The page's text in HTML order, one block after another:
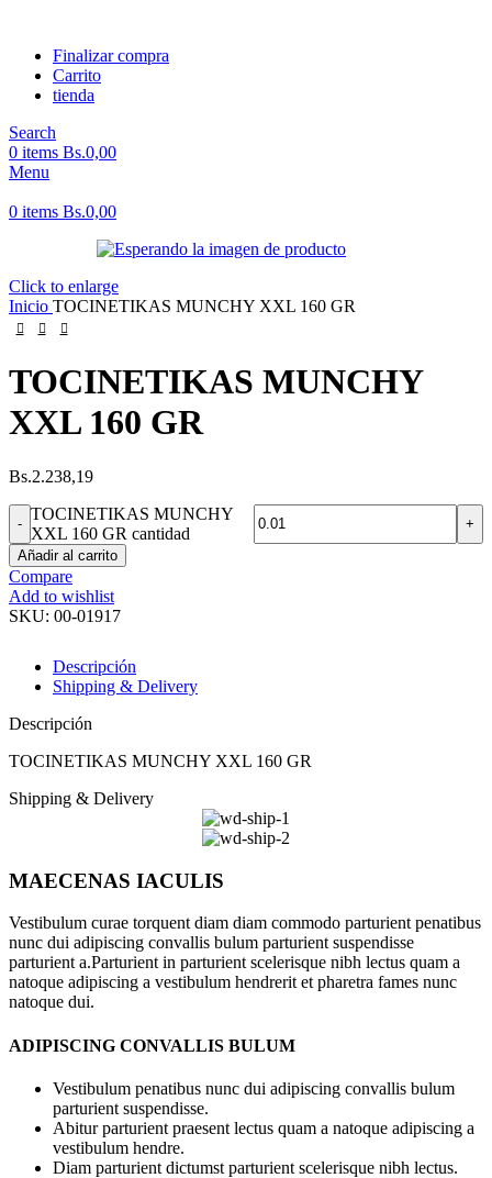
Finalizar compra
Carrito
tienda
Search
0 items Bs.0,00
Menu
0 items Bs.0,00
Click to enlarge
Inicio TOCINETIKAS MUNCHY XXL 160 GR
TOCINETIKAS MUNCHY
XXL 160 GR
Bs.2.238,19
TOCINETIKAS MUNCHY
XXL 160 GR cantidad
Añadir al carrito
Compare
Add to wishlist
SKU: 00-01917
Descripción
Shipping & Delivery
Descripción
TOCINETIKAS MUNCHY XXL 160 GR
Shipping & Delivery
MAECENAS IACULIS
Vestibulum curae torquent diam diam commodo parturient penatibus
nunc dui adipiscing convallis bulum parturient suspendisse
parturient a.Parturient in parturient scelerisque nibh lectus quam a
natoque adipiscing a vestibulum hendrerit et pharetra fames nunc
natoque dui.
ADIPISCING CONVALLIS BULUM
Vestibulum penatibus nunc dui adipiscing convallis bulum
parturient suspendisse.
Abitur parturient praesent lectus quam a natoque adipiscing a
vestibulum hendre.
Diam parturient dictumst parturient scelerisque nibh lectus.